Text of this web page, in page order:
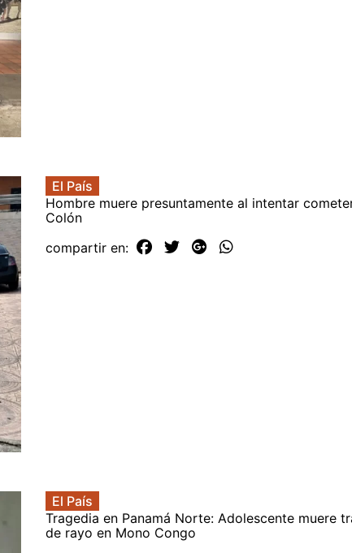
El País
Hombre muere presuntamente al intentar
Colón
compartir en:
El País
Tragedia en Panamá Norte: Adolescente muere
de rayo en Mono Congo